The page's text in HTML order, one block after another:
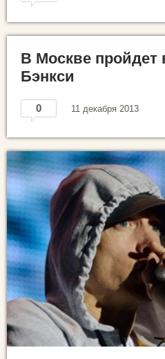
В Москве пройдет
Бэнкси
0 11 декабря 2013